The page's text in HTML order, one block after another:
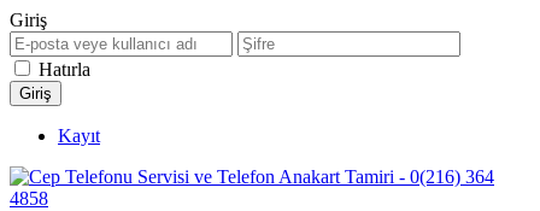
Giriş
Hatırla
Kayıt